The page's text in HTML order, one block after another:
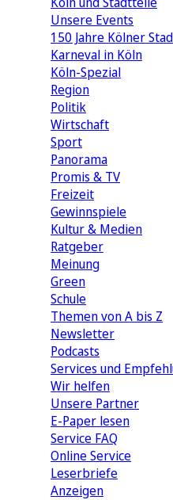
Unsere Events
150 Jahre Kölner
Karneval in Köln
Köln-Spezial
Region
Politik
Wirtschaft
Sport
Panorama
Promis & TV
Freizeit
Gewinnspiele
Kultur & Medien
Ratgeber
Meinung
Green
Schule
Themen von A bis Z
Newsletter
Podcasts
Services und
Wir helfen
Unsere Partner
E-Paper lesen
Service FAQ
Online Service
Leserbriefe
Anzeigen